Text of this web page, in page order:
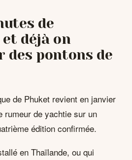
de
déjà on
des pontons de
de Phuket revient en janvier
rumeur de yachtie sur un
édition confirmée.
en Thaïlande, ou qui